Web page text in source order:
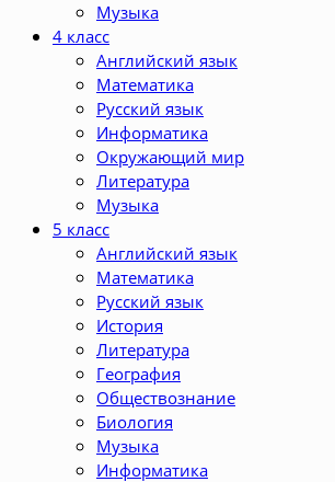
Музыка
4 класс
Английский язык
Математика
Русский язык
Информатика
Окружающий мир
Литература
Музыка
5 класс
Английский язык
Математика
Русский язык
История
Литература
География
Обществознание
Биология
Музыка
Информатика